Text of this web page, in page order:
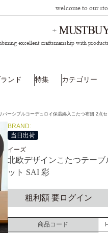
welcome to our
excellent craftsmanship with
ンド 特集 カテゴリー
ーシブルコーデュロイ保温綿入こたつ布団 2点
BRAND:
当日出荷
イーズ
北欧デザインこたつテーブ
ット SAI 彩
粗利額 要ログイン
商品コード